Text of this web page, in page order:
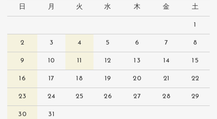
日 月 火 水 木 金 土
1
2 3 4 5 6 7 8
9 10 11 12 13 14 15
16 17 18 19 20 21 22
23 24 25 26 27 28 29
30 31